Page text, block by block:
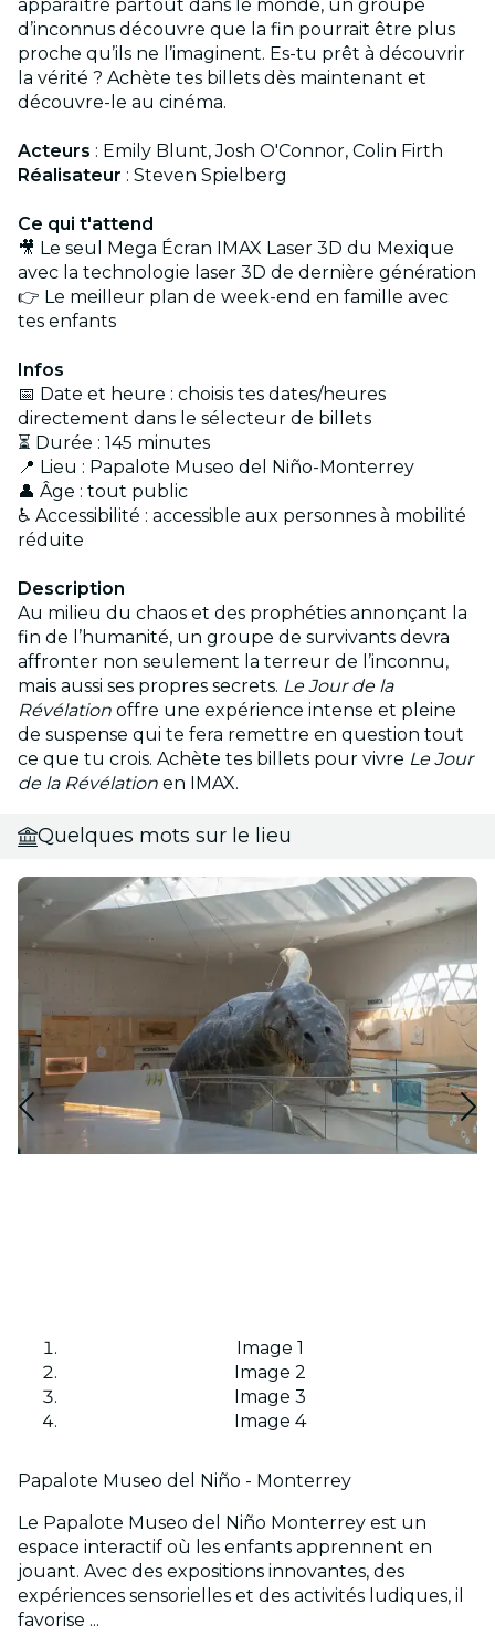
apparaître partout dans le monde, un groupe
d’inconnus découvre que la fin pourrait être plus
proche qu’ils ne l’imaginent. Es-tu prêt à découvrir
la vérité ? Achète tes billets dès maintenant et
découvre-le au cinéma.
Acteurs : Emily Blunt, Josh O'Connor, Colin Firth
Réalisateur : Steven Spielberg
Ce qui t'attend
🎥 Le seul Mega Écran IMAX Laser 3D du Mexique
avec la technologie laser 3D de dernière génération
👉 Le meilleur plan de week-end en famille avec
tes enfants
Infos
📅 Date et heure : choisis tes dates/heures
directement dans le sélecteur de billets
⏳ Durée : 145 minutes
📍 Lieu : Papalote Museo del Niño-Monterrey
👤 Âge : tout public
♿ Accessibilité : accessible aux personnes à mobilité
réduite
Description
Au milieu du chaos et des prophéties annonçant la
fin de l’humanité, un groupe de survivants devra
affronter non seulement la terreur de l’inconnu,
mais aussi ses propres secrets. Le Jour de la
Révélation offre une expérience intense et pleine
de suspense qui te fera remettre en question tout
ce que tu crois. Achète tes billets pour vivre Le Jour
de la Révélation en IMAX.
Quelques mots sur le lieu
Image 1
Image 2
Image 3
Image 4
Papalote Museo del Niño - Monterrey
Le Papalote Museo del Niño Monterrey est un
espace interactif où les enfants apprennent en
jouant. Avec des expositions innovantes, des
expériences sensorielles et des activités ludiques, il
favorise ...